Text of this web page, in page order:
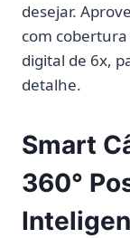
desejar.
com cobertura
digital de 6x,
detalhe.
Smart
360°